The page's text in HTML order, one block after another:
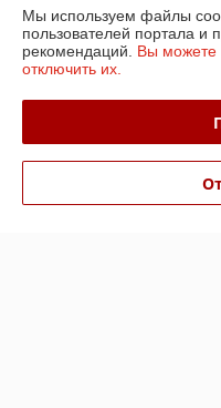
О нас
Контакты
График работы
Мы используем файлы
пользователей портала и
рекомендаций. Вы можете
отключить их.